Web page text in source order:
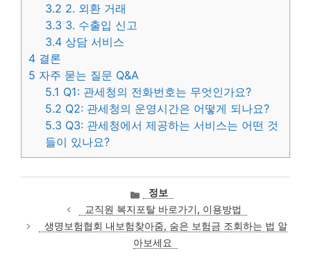
3.2 2. 외환 거래
3.3 3. 수출입 신고
3.4 상담 서비스
4 결론
5 자주 묻는 질문 Q&A
5.1 Q1: 관세청의 전화번호는 무엇인가요?
5.2 Q2: 관세청의 운영시간은 어떻게 되나요?
5.3 Q3: 관세청에서 제공하는 서비스는 어떤 것
들이 있나요?
카
테
고
리
정보
교직원 복지포탈 바로가기, 이용방법
생명보험협회 내보험찾아줌, 숨은 보험금 조회하는 법 알
아보세요